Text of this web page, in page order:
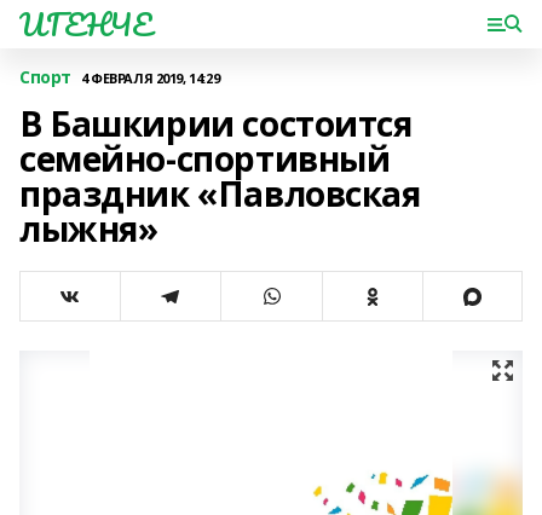
ИГЕНЧЕ
Спорт 4 ФЕВРАЛЯ 2019, 14:29
В Башкирии состоится
семейно-спортивный
праздник «Павловская
лыжня»